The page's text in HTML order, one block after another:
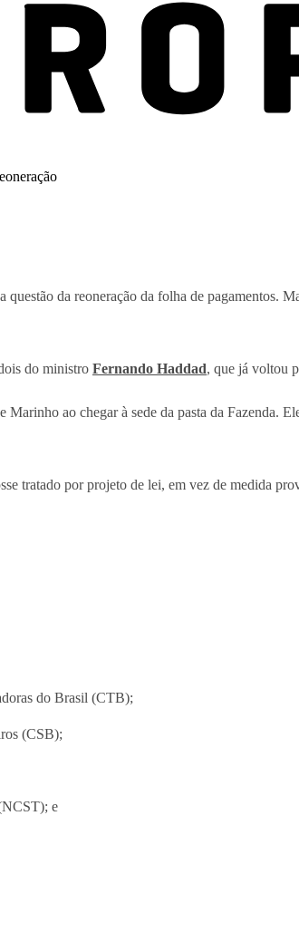
questão da reoneração da folha de pagamentos.
do ministro Fernando Haddad, que já voltou
ao chegar à sede da pasta da Fazenda.
tratado por projeto de lei, em vez de medida
do Brasil (CTB);
(CSB);
e